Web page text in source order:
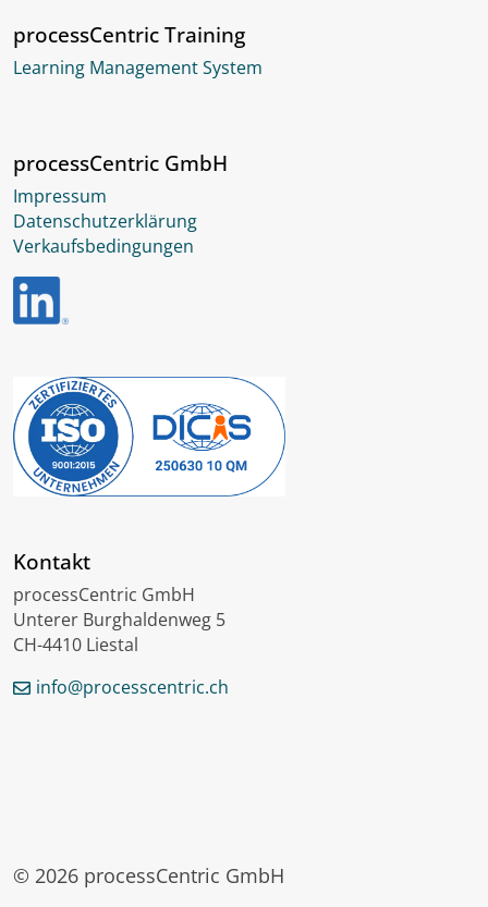
processCentric Training
Learning Management System
processCentric GmbH
Impressum
Datenschutzerklärung
Verkaufsbedingungen
Kontakt
processCentric GmbH
Unterer Burghaldenweg 5
CH-4410 Liestal
info@processcentric.ch
© 2026 processCentric GmbH